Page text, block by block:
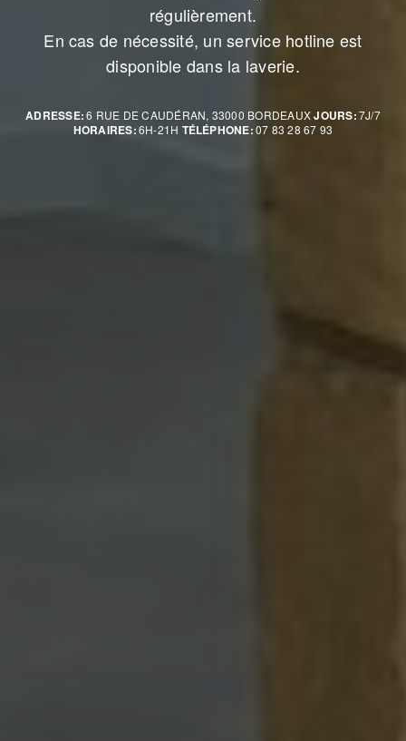
régulièrement.
En cas de nécessité, un service hotline est
disponible dans la laverie.
ADRESSE:6 RUE DE CAUDÉRAN, 33000 BORDEAUXJOURS:7J/7
HORAIRES:6H-21H TÉLÉPHONE:07 83 28 67 93